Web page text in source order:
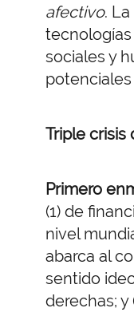
afectivo.
sociales y
Triple crisis
Primero
(1) de
nivel
abarca al
sentido
derechas;